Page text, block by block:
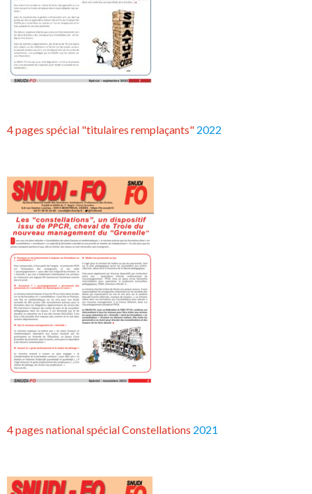
4 pages spécial "titulaires remplaçants" 2022
4 pages national spécial Constellations 2021